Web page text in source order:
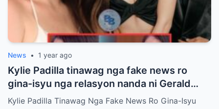
News • 1 year ago
Kylie Padilla tinawag nga fake news ro
gina-isyu nga relasyon nanda ni Gerald
Anderson
Kylie Padilla Tinawag Nga Fake News Ro Gina-Isyu